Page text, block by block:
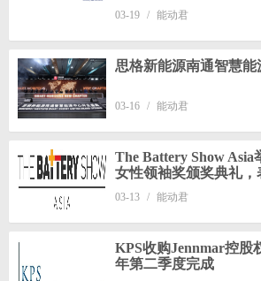
03-19 / 能动君
思格新能源南通智慧能
03-16 / 能动君
The Battery Show
女性领袖奖颁奖典礼，
03-13 / 能动君
KPS收购Jennmar控股
年第二季度完成